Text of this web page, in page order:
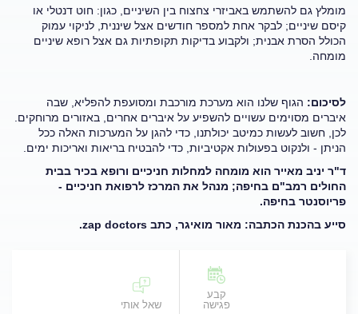
מומלץ גם להשתמש באביזרי צחצוח בין השיניים, כגון: חוט דנטלי או
קיסם שיניים; לבקר אחת למספר חודשים אצל שיננית, לניקוי עמוק
הכולל הסרת אבנית; ולקבוע בדיקות תקופתיות גם אצל רופא שיניים
מומחה.
לסיכום: הגוף שלנו הוא מערכת מורכבת ומסועפת להפליא, שבה
איברים מסוימים עשויים להשפיע על איברים אחרים, באזורים מרוחקים.
לכן, חשוב לעשות כמיטב יכולתנו, כדי להגן על המערכות האלה ככל
הניתן - ולנקוט בפעולות אקטיביות, כדי להבטיח בריאות ואריכות ימים.
ד"ר יניב מאייר הוא מומחה למחלות חניכיים ורופא בכיר בבית
החולים רמב"ם בחיפה; מנהל את המרכז לרפואת חניכיים -
פריוסנטר בחיפה.
סייע בהכנת הכתבה: מאור מואיגר, כתב zap doctors
.
קבע
פגישה
שאל אותי